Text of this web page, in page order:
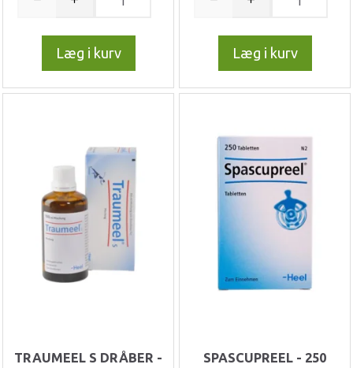
Læg i kurv Læg i kurv
TRAUMEEL S DRÅBER -
SPASCUPREEL - 250